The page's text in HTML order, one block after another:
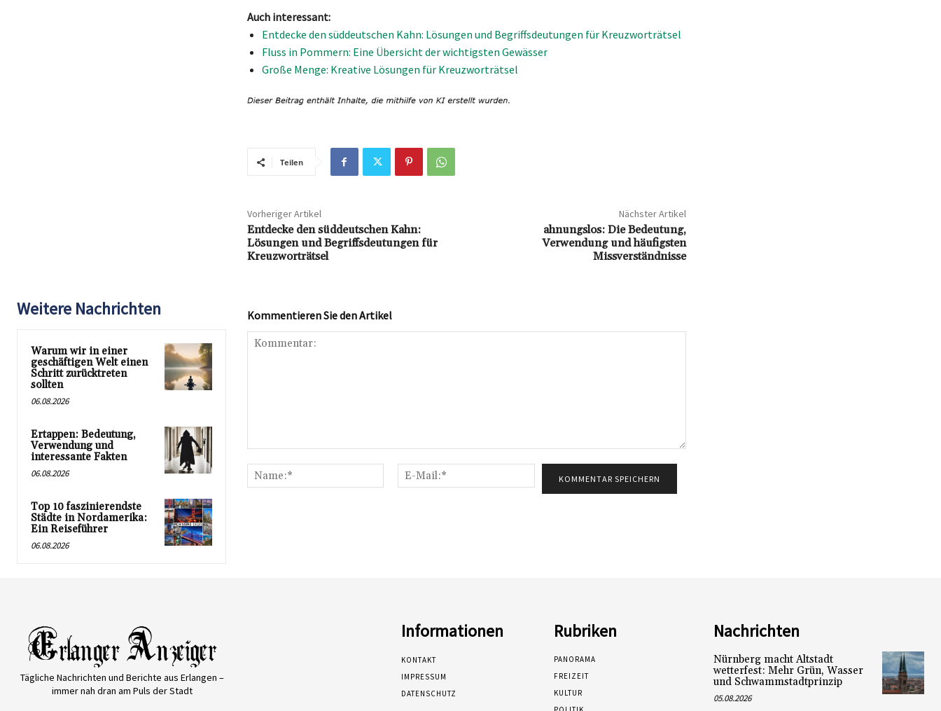
Auch interessant:
Entdecke den süddeutschen Kahn: Lösungen und Begriffsdeutungen für Kreuzworträtsel
Fluss in Pommern: Eine Übersicht der wichtigsten Gewässer
Große Menge: Kreative Lösungen für Kreuzworträtsel
Teilen
Vorheriger Artikel
Entdecke den süddeutschen Kahn:
Lösungen und Begriffsdeutungen für
Kreuzworträtsel
Nächster Artikel
ahnungslos: Die Bedeutung,
Verwendung und häufigsten
Missverständnisse
Weitere Nachrichten
Warum wir in einer
geschäftigen Welt einen
Schritt zurücktreten
sollten
06.08.2026
Ertappen: Bedeutung,
Verwendung und
interessante Fakten
06.08.2026
Top 10 faszinierendste
Städte in Nordamerika:
Ein Reiseführer
06.08.2026
Kommentieren Sie den Artikel
Name:*
Mail:*
Tägliche Nachrichten und Berichte aus Erlangen –
immer nah dran am Puls der Stadt
Informationen
KONTAKT
IMPRESSUM
DATENSCHUTZ
Rubriken
PANORAMA
FREIZEIT
KULTUR
Nachrichten
Nürnberg macht Altstadt
wetterfest: Mehr Grün, Wasser
und Schwammstadtprinzip
05.08.2026